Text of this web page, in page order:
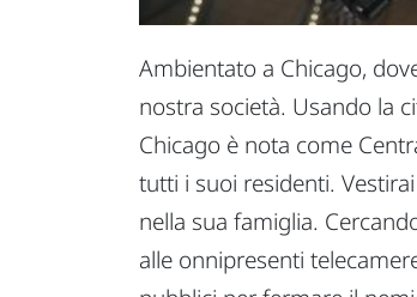
Ambientato a Chicago,
nostra società. Usando la
Chicago è nota come
tutti i suoi residenti.
nella sua famiglia.
alle onnipresenti